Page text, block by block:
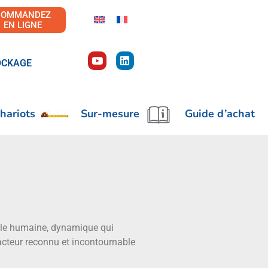
EN LIGNE
Sur-mesure Guide d’achat
humaine, dynamique qui
reconnu et incontournable